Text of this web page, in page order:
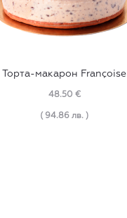
the
product
Торта-макарон Françoise
48.50 €
( 94.86 лв. )